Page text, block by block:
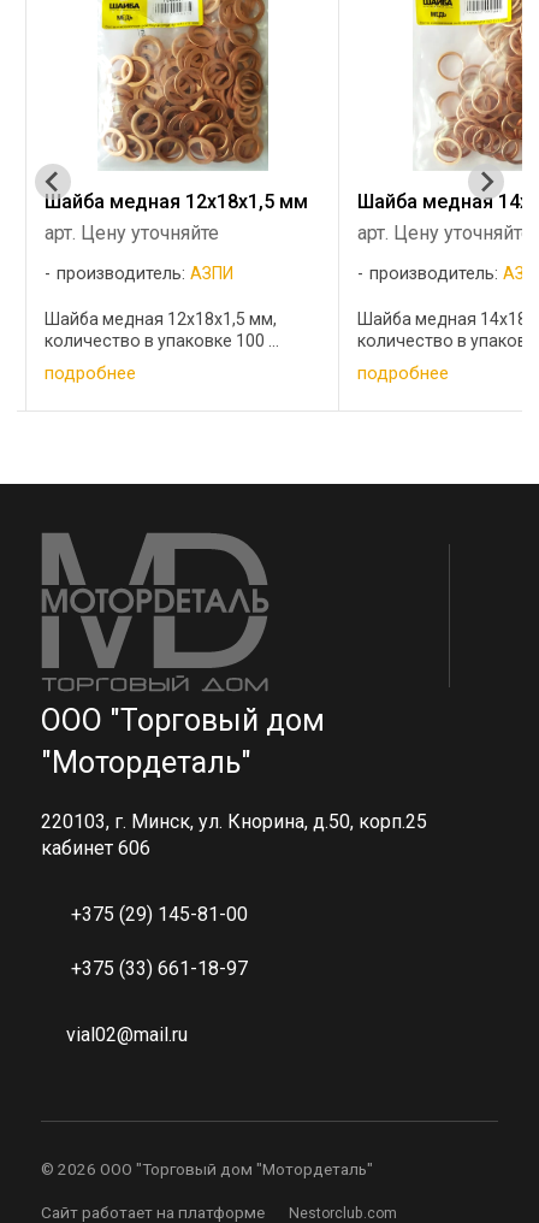
Шайба медная 12х18х1,5 мм
арт. Цену уточняйте
производитель:АЗПИ
Шайба медная 12х18х1,5 мм,
количество в упаковке 100 ...
подробнее
Шайба медная
арт. Цену уточняйте
производитель:
Шайба медная
количество в
подробнее
ООО "Торговый дом
"Мотордеталь"
220103, г. Минск, ул. Кнорина, д.50, корп.25
кабинет 606
+375 (29) 145-81-00
+375 (33) 661-18-97
vial02@mail.ru
© 2026 ООО "Торговый дом "Мотордеталь"
Сайт работает на платформе Nestorclub.com